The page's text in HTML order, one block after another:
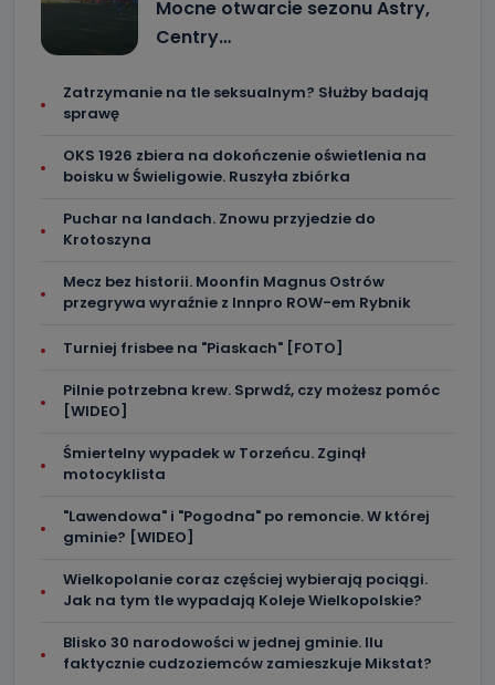
Mocne otwarcie sezonu Astry,
Centry…
Zatrzymanie na tle seksualnym? Służby badają
sprawę
OKS 1926 zbiera na dokończenie oświetlenia na
boisku w Świeligowie. Ruszyła zbiórka
Puchar na landach. Znowu przyjedzie do
Krotoszyna
Mecz bez historii. Moonfin Magnus Ostrów
przegrywa wyraźnie z Innpro ROW-em Rybnik
Turniej frisbee na "Piaskach" [FOTO]
Pilnie potrzebna krew. Sprwdź, czy możesz pomóc
[WIDEO]
Śmiertelny wypadek w Torzeńcu. Zginął
motocyklista
"Lawendowa" i "Pogodna" po remoncie. W której
gminie? [WIDEO]
Wielkopolanie coraz częściej wybierają pociągi.
Jak na tym tle wypadają Koleje Wielkopolskie?
Blisko 30 narodowości w jednej gminie. Ilu
faktycznie cudzoziemców zamieszkuje Mikstat?